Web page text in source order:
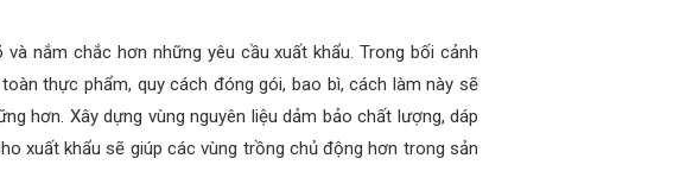
chắc hơn những yêu cầu xuất khẩu. Trong bối cảnh
thực phẩm, quy cách đóng gói, bao bì, cách làm này sẽ
hơn. Xây dựng vùng nguyên liệu dảm bảo chất lượng, dáp
xuất khẩu sẽ giúp các vùng trồng chủ động hơn trong sản